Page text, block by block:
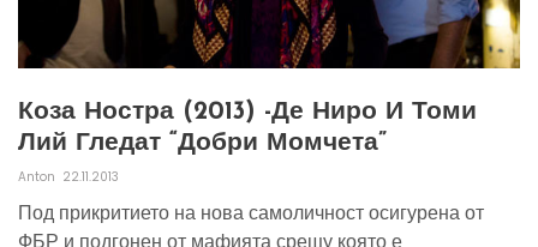
Коза Ностра (2013) -Де Ниро И Томи
Лий Гледат “Добри Момчета”
Anton 22.11.2013
Под прикритието на нова самоличност осигурена от